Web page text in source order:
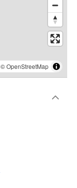
©OpenStreetMap